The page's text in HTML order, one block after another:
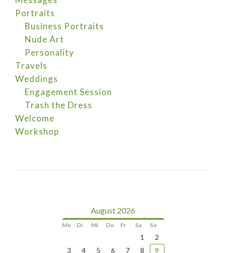
Portraits
Business Portraits
Nude Art
Personality
Travels
Weddings
Engagement Session
Trash the Dress
Welcome
Workshop
August 2026
Mo Di Mi Do Fr Sa So
1
2
3
4 5 6 7 8
9